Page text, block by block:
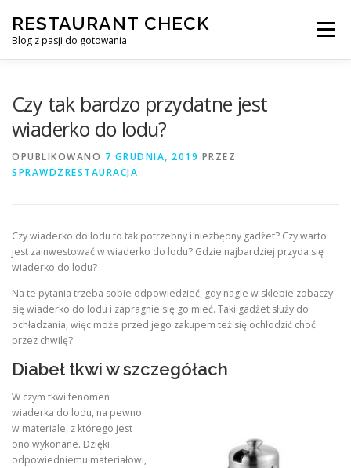
treści
RESTAURANT CHECK
Blog z pasji do gotowania
Menu
Czy tak bardzo przydatne jest
wiaderko do lodu?
OPUBLIKOWANO 7 GRUDNIA, 2019 PRZEZ
SPRAWDZRESTAURACJA
Czy wiaderko do lodu to tak potrzebny i niezbędny gadżet? Czy warto
jest zainwestować w wiaderko do lodu? Gdzie najbardziej przyda się
wiaderko do lodu?
Na te pytania trzeba sobie odpowiedzieć, gdy nagle w sklepie zobaczy
się wiaderko do lodu i zapragnie się go mieć. Taki gadżet służy do
ochładzania, więc może przed jego zakupem też się ochłodzić choć
przez chwilę?
Diabeł tkwi w szczegółach
W czym tkwi fenomen
wiaderka do lodu, na pewno
w materiale, z którego jest
ono wykonane. Dzięki
odpowiedniemu materiałowi,